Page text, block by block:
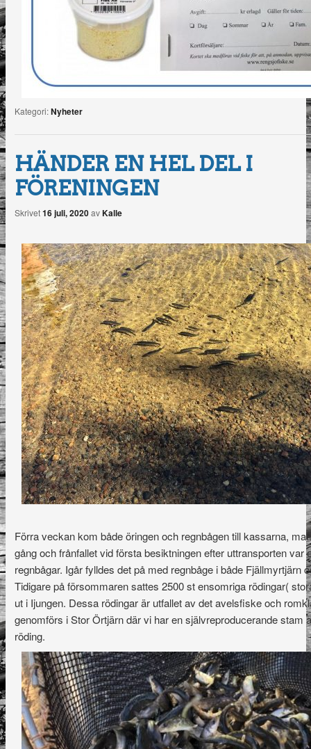
Kategori:Nyheter
HÄNDER EN HEL DEL I
FÖRENINGEN
Skrivet16 juli, 2020avKalle
Förra veckan kom både öringen och regnbågen till kassarna,
gång och frånfallet vid första besiktningen efter uttransporten var
regnbågar. Igår fylldes det på med regnbåge i både Fjällmyrtjärn
Tidigare på försommaren sattes 2500 st ensomriga rödingar(
ut i Ijungen. Dessa rödingar är utfallet av det avelsfiske och
genomförs i Stor Örtjärn där vi har en självreproducerande stam
röding.